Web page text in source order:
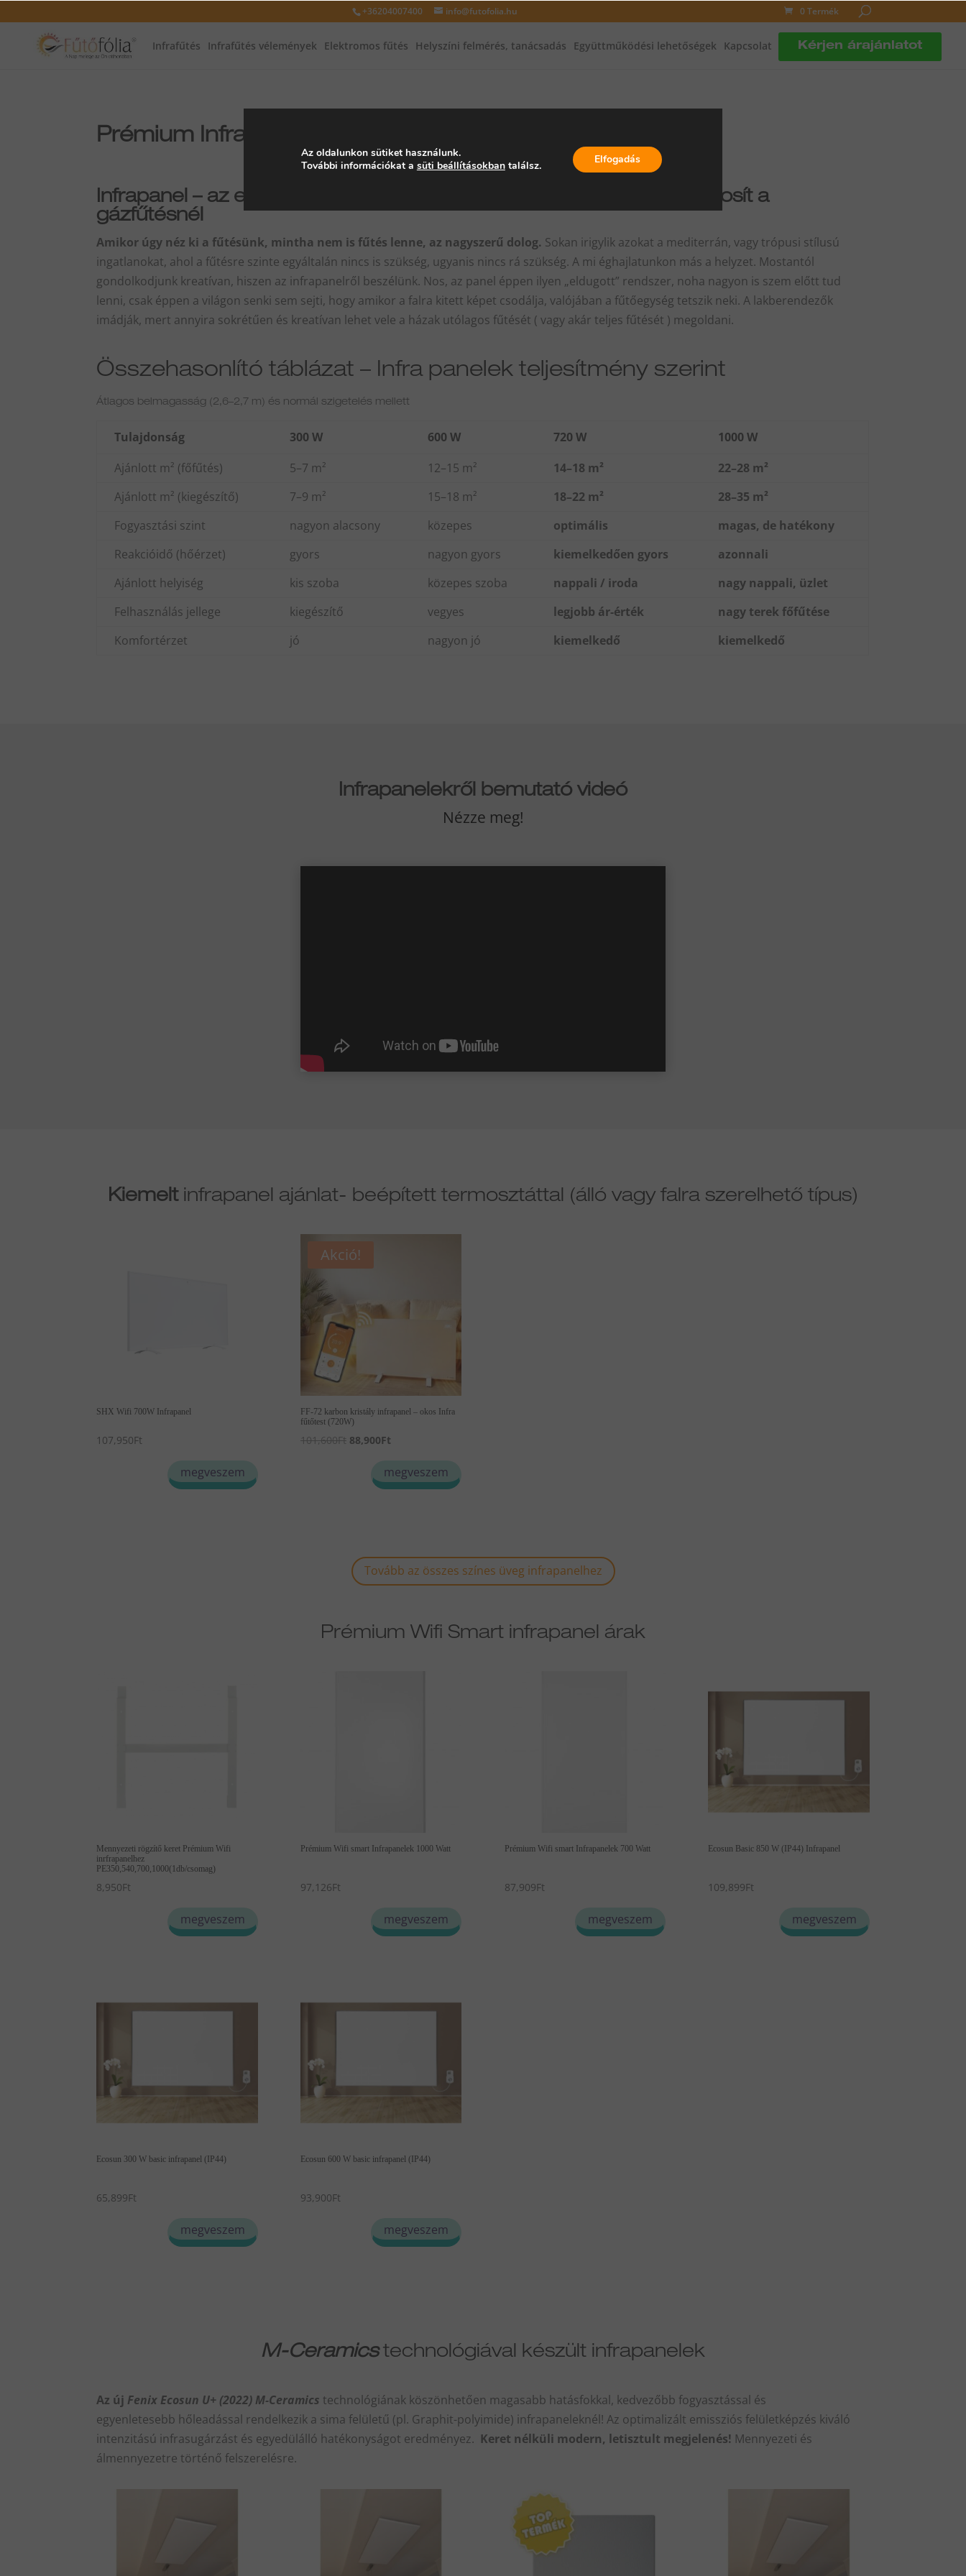
+36204007400 info@futofolia.hu 0 Termék
Infrafűtés Infrafűtés vélemények Elektromos fűtés Helyszíni felmérés, tanácsadás Együttműködési lehetőségek Kapcsolat Kérjen árajánlatot
Prémium Infrapanel webshop
Infrapanel – az elektromos fűtés, ami a 17,9%-al* jobb hőérzetet biztosít a
gázfűtésnél
Amikor úgy néz ki a fűtésünk, mintha nem is fűtés lenne, az nagyszerű dolog. Sokan irigylik azokat a mediterrán, vagy trópusi stílusú
ingatlanokat, ahol a fűtésre szinte egyáltalán nincs is szükség, ugyanis nincs rá szükség. A mi éghajlatunkon más a helyzet. Mostantól
gondolkodjunk kreatívan, hiszen az infrapanelről beszélünk. Nos, az panel éppen ilyen „eldugott” rendszer, noha nagyon is szem előtt tud
lenni, csak éppen a világon senki sem sejti, hogy amikor a falra kitett képet csodálja, valójában a fűtőegység tetszik neki. A lakberendezők
imádják, mert annyira sokrétűen és kreatívan lehet vele a házak utólagos fűtését ( vagy akár teljes fűtését ) megoldani.
Összehasonlító táblázat – Infra panelek teljesítmény szerint
Átlagos belmagasság (2,6–2,7 m) és normál szigetelés mellett
Tulajdonság 300 W 600 W 720 W
1000 W
Ajánlott m² (főfűtés)
5–7 m² 12–15 m² 14–18 m²
22–28 m²
Ajánlott m² (kiegészítő)
7–9 m² 15–18 m² 18–22 m²
28–35 m²
Fogyasztási szint
nagyon alacsony közepes optimális
magas, de hatékony
Reakcióidő (hőérzet)
gyors nagyon gyors kiemelkedően gyors
azonnali
Ajánlott helyiség
kis szoba közepes szoba nappali / iroda
nagy nappali, üzlet
Felhasználás jellege
kiegészítő vegyes legjobb ár-érték
nagy terek főfűtése
Komfortérzet
jó nagyon jó kiemelkedő kiemelkedő
Infrapanelekről bemutató videó
Nézze meg!
Kiemeltinfrapanel ajánlat- beépített termosztáttal (álló vagy falra szerelhető típus)
SHX Wifi 700W Infrapanel
107,950Ft
megveszem
Akció!
FF-72 karbon kristály infrapanel – okos Infra
fűtőtest (720W)
101,600Ft Original
88,900FtCurrent
is:
megveszem
Tovább az összes színes üveg infrapanelhez
Prémium Wifi Smart infrapanel árak
Mennyezeti rögzítő keret Prémium Wifi
inrfrapanelhez
PE350,540,700,1000(1db/csomag)
8,950Ft
megveszem
Prémium Wifi smart Infrapanelek 1000 Watt
97,126Ft
megveszem
Prémium Wifi smart Infrapanelek 700 Watt
87,909Ft
megveszem
Ecosun Basic 850 W (IP44) Infrapanel
109,899Ft
megveszem
Ecosun 300 W basic infrapanel (IP44)
65,899Ft
megveszem
Ecosun 600 W basic infrapanel (IP44)
93,900Ft
megveszem
M-Ceramics technológiával készült infrapanelek
Az új Fenix Ecosun U+ (2022) M-Ceramics technológiának köszönhetően magasabb hatásfokkal, kedvezőbb fogyasztással és
egyenletesebb hőleadással rendelkezik a sima felületű (pl. Graphit-polyimide) infrapaneleknél! Az optimalizált emissziós felületképzés kiváló
intenzitású infrasugárzást és egyedülálló hatékonyságot eredményez. Keret nélküli modern, letisztult megjelenés! Mennyezeti és
álmennyezetre történő felszerelésre.
Az oldalunkon sütiket használunk.
További információkat a süti beállításokbantalálsz. Elfogadás